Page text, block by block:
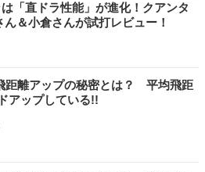
「直ドラ性能」が進化！クアンタ
＆小倉さんが試打レビュー！
距離アップの秘密とは？ 平均飛距
アップしている!!